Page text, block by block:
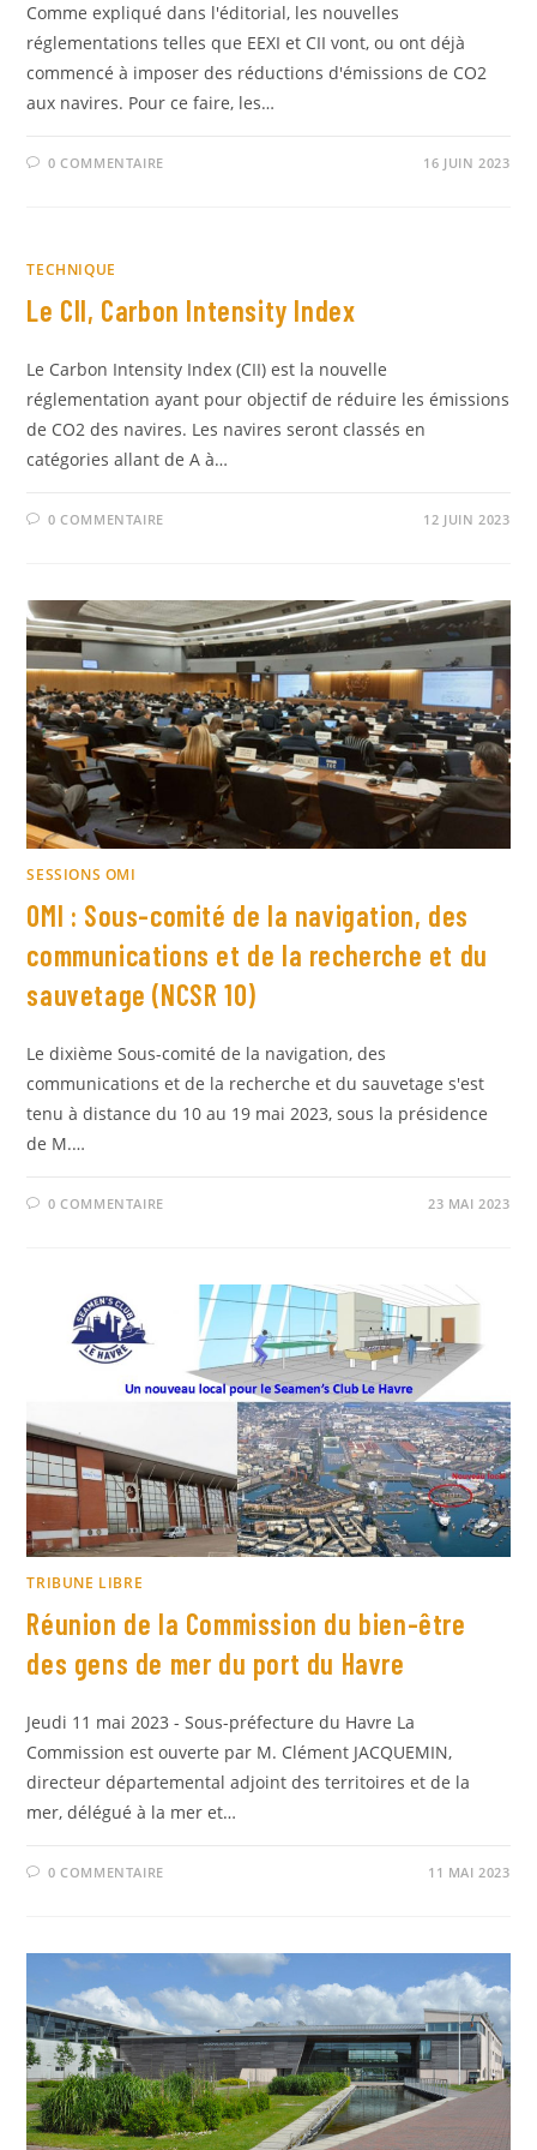
Comme expliqué dans l'éditorial, les nouvelles
réglementations telles que EEXI et CII vont, ou ont déjà
commencé à imposer des réductions d'émissions de CO2
aux navires. Pour ce faire, les…
0 COMMENTAIRE 16 JUIN 2023
TECHNIQUE
Le CII, Carbon Intensity Index
Le Carbon Intensity Index (CII) est la nouvelle
réglementation ayant pour objectif de réduire les émissions
de CO2 des navires. Les navires seront classés en
catégories allant de A à…
0 COMMENTAIRE 12 JUIN 2023
SESSIONS OMI
OMI : Sous-comité de la navigation, des
communications et de la recherche et du
sauvetage (NCSR 10)
Le dixième Sous-comité de la navigation, des
communications et de la recherche et du sauvetage s'est
tenu à distance du 10 au 19 mai 2023, sous la présidence
de M.…
0 COMMENTAIRE 23 MAI 2023
TRIBUNE LIBRE
Réunion de la Commission du bien-être
des gens de mer du port du Havre
Jeudi 11 mai 2023 - Sous-préfecture du Havre La
Commission est ouverte par M. Clément JACQUEMIN,
directeur départemental adjoint des territoires et de la
mer, délégué à la mer et…
0 COMMENTAIRE 11 MAI 2023